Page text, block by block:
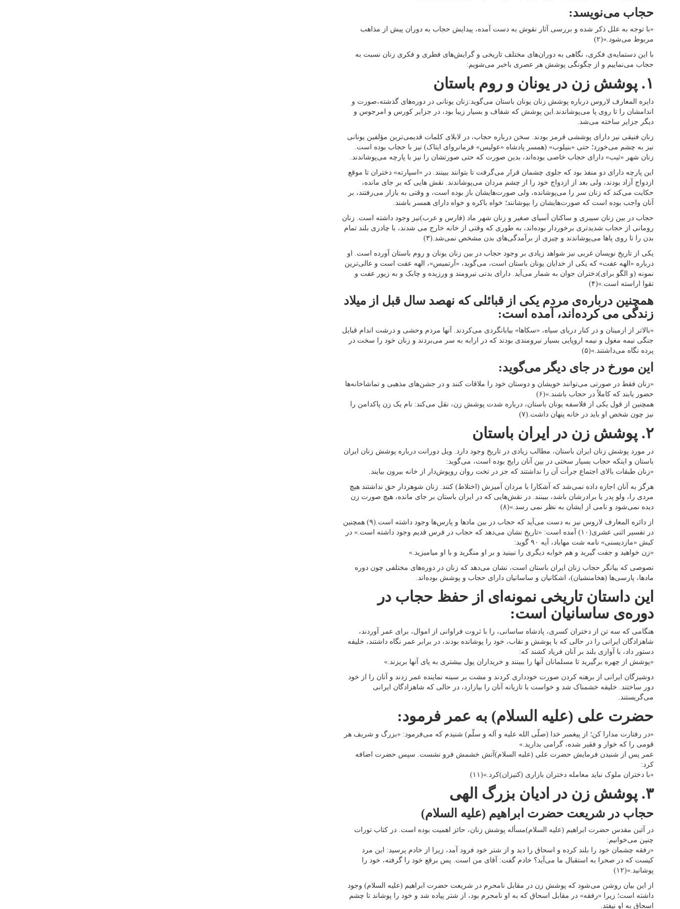
حجاب می‌نویسد:
«با توجه به علل ذکر شده و بررسی آثار نقوش به دست آمده، پیدایش حجاب به دوران پیش از مذاهب
مربوط می‌شود.»(۲)
با این دستمایه‌ی فکری، نگاهی به دوران‌های مختلف تاریخی و گرایش‌های فطری و فکری زنان نسبت به
حجاب می‌نماییم و از چگونگی پوشش هر عصری باخبر می‌شویم:
۱. پوشش زن در یونان و روم باستان
دایره المعارف لاروس درباره پوشش زنان یونان باستان می‌گوید:زنان یونانی در دوره‌های گذشته،‌صورت و
اندامشان را تا روی پا می‌پوشاندند.این پوشش که شفاف و بسیار زیبا بود، در جزایر کورس و امرجوس و
دیگر جزایر ساخته می‌شد.
زنان فنیقی نیز دارای پوششی قرمز بودند. سخن درباره حجاب، در لابلای کلمات قدیمی‌ترین مؤلفین یونانی
نیز به چشم می‌خورد؛ حتی «بنیلوب» (همسر پادشاه «عولیس» فرمانروای ایتاک) نیز با حجاب بوده است.
زنان شهر «ثیب» دارای حجاب خاصی بوده‌اند، بدین صورت که حتی صورتشان را نیز با پارچه می‌پوشاندند.
این پارچه دارای دو منفذ بود که جلوی چشمان قرار می‌گرفت تا بتوانند ببینند. در «اسپارته» دختران تا موقع
ازدواج آزاد بودند، ولی بعد از ازدواج خود را از چشم مردان می‌پوشاندند. نقش هایی که بر جای مانده،
حکایت می‌کند که زنان سر را می‌پوشانده، ولی صورت‌هایشان باز بوده است، و وقتی به بازار می‌رفتند، بر
آنان واجب بوده است که صورت‌هایشان را بپوشانند؛ خواه باکره و خواه دارای همسر باشند.
حجاب در بین زنان سیبری و ساکنان آسیای صغیر و زنان شهر ماد (فارس و عرب)‌نیز وجود داشته است. زنان
رومانی از حجاب شدیدتری برخوردار بوده‌اند، به طوری که وقتی از خانه خارج می شدند، با چادری بلند تمام
بدن را تا روی پاها می‌پوشاندند و چیزی از برآمدگی‌های بدن مشخص نمی‌شد.(۳)
یکی از تاریخ نویسان غربی نیز شواهد زیادی بر وجود حجاب در بین زنان یونان و روم باستان آورده است. او
درباره «الهه عفت» که یکی از خدایان یونان باستان است، می‌گوید، «آرتمیس»، الهه عفت است و عالی‌ترین
نمونه (و الگو برای)‌دختران جوان به شمار می‌آید. دارای بدنی نیرومند و ورزیده و چابک و به زیور عفت و
تقوا اراسته است.»‌(۴)
همچنین درباره‌ی مردم یکی از قبائلی که نهصد سال قبل از میلاد
زندگی می‌ کرده‌اند، آمده است:
«بالاتر از ارمینان و در کنار دریای سیاه، «سکاها» بیابانگردی می‌کردند. آنها مردم وحشی و درشت اندام قبایل
جنگی نیمه مغول و نیمه اروپایی بسیار نیرومندی بودند که در ارابه به سر می‌بردند و زنان خود را سخت در
پرده نگاه می‌داشتند.»(۵)
این مورخ در جای دیگر می‌گوید:
«زنان فقط در صورتی می‌توانند خویشان و دوستان خود را ملاقات کنند و در جشن‌های مذهبی و تماشاخانه‌ها
حضور یابند که کاملاً در حجاب باشند.»(۶)
همچنین از قول یکی از فلاسفه یونان باستان، درباره شدت پوشش زن، نقل می‌کند: نام یک زن پاکدامن را
نیز چون شخص او باید در خانه پنهان داشت.(۷)
۲. پوشش زن در ایران باستان
در مورد پوشش زنان ایران باستان، مطالب زیادی در تاریخ وجود دارد. ویل دورانت درباره پوشش زنان ایران
باستان و اینکه حجاب بسیار سختی در بین آنان رایج بوده است، می‌گوید:
«زنان طبقات بالای اجتماع جرأت آن را نداشتند که جز در تخت روان روپوش‌دار از خانه بیرون بیایند.
هرگز به آنان اجازه داده نمی‌شد که آشکارا با مردان آمیزش (اختلاط) کنند. زنان شوهردار حق نداشتند هیچ
مردی را، ولو پدر یا برادرشان باشد، ببینند. در نقش‌هایی که در ایران باستان بر جای مانده، هیچ صورت زن
دیده نمی‌شود و نامی از ایشان به نظر نمی رسد.»(۸)
از دائره المعارف لاروس نیز به دست می‌آید که حجاب در بین مادها و پارس‌ها وجود داشته است.(۹) همچنین
در تفسیر اثنی عشری(۱۰) آمده است: «تاریخ نشان می‌دهد که حجاب در فرس قدیم وجود داشته است.» در
کیش «مازدیسنی» نامه شت‌ مهاباد، آیه ۹۰ گوید:
«زن خواهید و جفت گیرید و هم خوابه دیگری را نبینید و بر او منگرید و با او میامیزید.»
نصوصی که بیانگر حجاب زنان ایران باستان است، نشان می‌دهد که زنان در دوره‌های مختلفی چون دوره
مادها، پارسی‌ها (هخامنشیان)، اشکانیان و ساسانیان دارای حجاب و پوشش بوده‌اند.
این داستان تاریخی نمونه‌ای از حفظ حجاب در
دوره‌ی ساسانیان است:
هنگامی که سه تن از دختران کسری، پادشاه ساسانی، را با ثروت فراوانی از اموال، برای عمر آوردند،
شاهزادگان ایرانی را در حالی که با پوشش و نقاب، خود را پوشانده بودند، در برابر عمر نگاه داشتند، خلیفه
دستور داد، با آوازی بلند بر آنان فریاد کشند که:
«پوشش از چهره برگیرید تا مسلمانان آنها را ببینند و خریداران پول بیشتری به پای آنها بریزند.»
دوشیزگان ایرانی از برهنه کردن صورت خودداری کردند و مشت بر سینه نماینده عمر زدند و آنان را از خود
دور ساختند. خلیفه خشمناک شد و خواست با تازیانه آنان را بیازارد، در حالی که شاهزادگان ایرانی
می‌گریستند.
حضرت علی (علیه السلام) به عمر فرمود:
«در رفتارت مدارا کن؛ از پیغمبر خدا (صلّی الله علیه و آله و سلّم) شنیدم که می‌فرمود: «بزرگ و شریف هر
قومی را که خوار و فقیر شده، گرامی بدارید.»
عمر پس از شنیدن فرمایش حضرت علی (علیه السلام)‌آتش خشمش فرو نشست. سپس حضرت اضافه
کرد:
«با دختران ملوک نباید معامله دختران بازاری (کنیزان)‌کرد.»(۱۱)
۳. پوشش زن در ادیان بزرگ الهی
حجاب در شریعت حضرت ابراهیم (علیه السلام)
در آئین مقدس حضرت ابراهیم (علیه السلام)‌مسأله پوشش زنان، حائز اهمیت بوده است. در کتاب تورات
چنین می‌خوانیم:
«رفقه چشمان خود را بلند کرده و اسحاق را دید و از شتر خود فرود آمد، زیرا از خادم پرسید: این مرد
کیست که در صحرا به استقبال ما می‌آید؟ خادم گفت: آقای من است. پس برقع خود را گرفته، خود را
پوشانید.»(۱۲)
از این بیان روشن می‌شود که پوشش زن در مقابل نامحرم در شریعت حضرت ابراهیم (علیه السلام) وجود
داشته است؛ زیرا «رفقه» در مقابل اسحاق که به او نامحرم بود، از شتر پیاده شد و خود را پوشاند تا چشم
اسحاق به او نیفتد.